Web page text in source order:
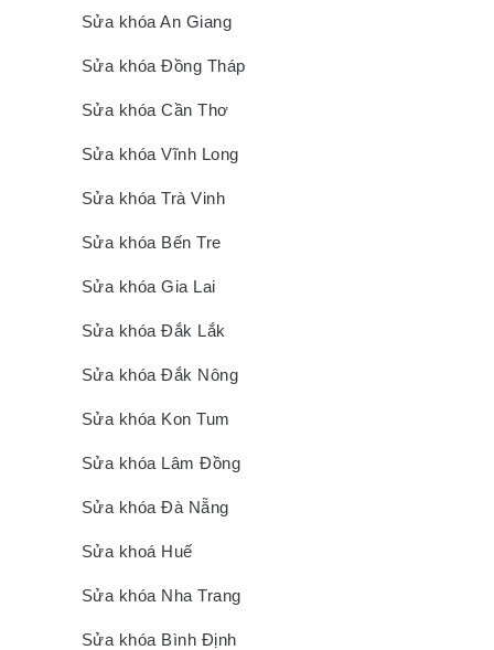
Sửa khóa An Giang
Sửa khóa Đồng Tháp
Sửa khóa Cần Thơ
Sửa khóa Vĩnh Long
Sửa khóa Trà Vinh
Sửa khóa Bến Tre
Sửa khóa Gia Lai
Sửa khóa Đắk Lắk
Sửa khóa Đắk Nông
Sửa khóa Kon Tum
Sửa khóa Lâm Đồng
Sửa khóa Đà Nẵng
Sửa khoá Huế
Sửa khóa Nha Trang
Sửa khóa Bình Định